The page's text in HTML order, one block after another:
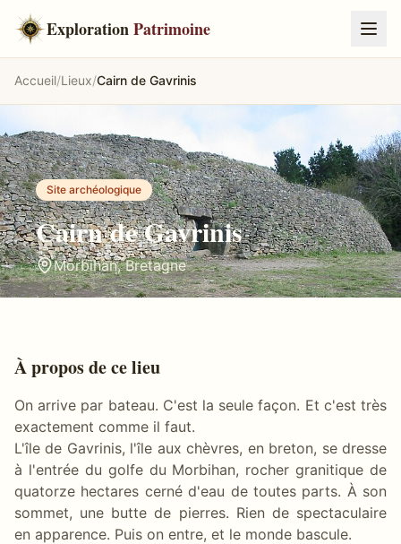
ExplorationPatrimoine
Accueil/Lieux/Cairn de Gavrinis
Site archéologique
Cairn de Gavrinis
Morbihan,Bretagne
À propos de ce lieu
On arrive par bateau. C'est la seule façon. Et c'est très
exactement comme il faut.
L'île de Gavrinis, l'île aux chèvres, en breton, se dresse
à l'entrée du golfe du Morbihan, rocher granitique de
quatorze hectares cerné d'eau de toutes parts. À son
sommet, une butte de pierres. Rien de spectaculaire
en apparence. Puis on entre, et le monde bascule.